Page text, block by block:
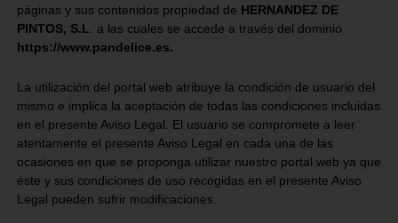
páginas y sus contenidos propiedad de HERNANDEZ DE
PINTOS, S.L. a las cuales se accede a través del dominio
https://www.pandelice.es.
La utilización del portal web atribuye la condición de usuario del
mismo e implica la aceptación de todas las condiciones incluidas
en el presente Aviso Legal. El usuario se compromete a leer
atentamente el presente Aviso Legal en cada una de las
ocasiones en que se proponga utilizar nuestro portal web ya que
éste y sus condiciones de uso recogidas en el presente Aviso
Legal pueden sufrir modificaciones.